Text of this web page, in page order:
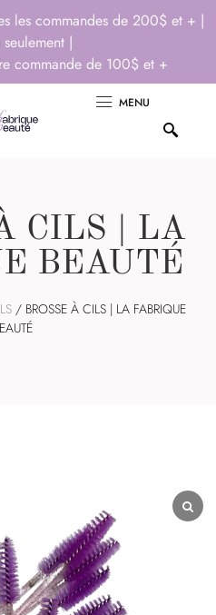
les commandes de 200$ et + |
|
commande de 100$ et +
MENU
CILS | LA
BEAUTÉ
/ BROSSE À CILS | LA FABRIQUE